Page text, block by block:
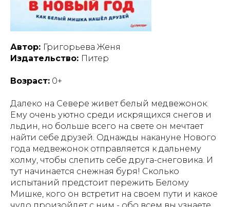
Автор: Григорьева Женя
Издательство: Питер
Возраст: 0+
Далеко на Севере живет белый медвежонок.
Ему очень уютно среди искрящихся снегов и
льдин, но больше всего на свете он мечтает
найти себе друзей. Однажды накануне Нового
года медвежонок отправляется к дальнему
холму, чтобы слепить себе друга-снеговика. И
тут начинается снежная буря! Сколько
испытаний предстоит пережить Белому
Мишке, кого он встретит на своем пути и какое